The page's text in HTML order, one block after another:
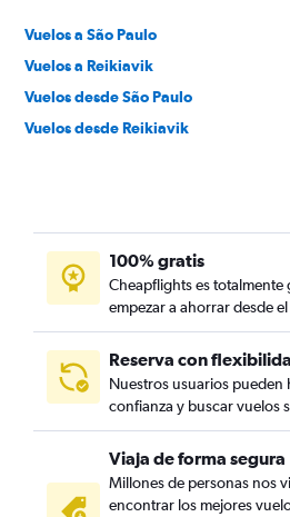
Vuelos a São Paulo
Vuelos a Reikiavik
Vuelos desde São Paulo
Vuelos desde Reikiavik
100% gratis
Cheapflights es totalmente
empezar a ahorrar desde
Reserva con
Nuestros usuarios pueden
confianza y buscar vuelos
Viaja de forma segura
Millones de personas nos
encontrar los mejores